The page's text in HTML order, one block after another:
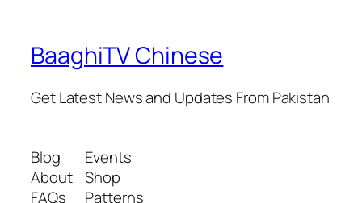
BaaghiTV Chinese
Get Latest News and Updates From Pakistan
Blog
About
FAQs
Events
Shop
Patterns